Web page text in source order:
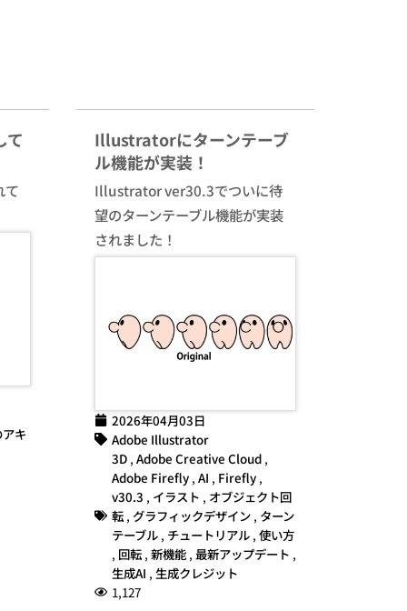
て
て
キ
Illustratorにターンテーブ
ル機能が実装！
Illustrator ver30.3でついに待
望のターンテーブル機能が実装
されました！
2026年04月03日
Adobe Illustrator
3D, Adobe Creative Cloud,
Adobe Firefly, AI , Firefly,
v30.3 , イラスト , オブジェクト回
転, グラフィックデザイン, ターン
テーブル, チュートリアル, 使い方
, 回転, 新機能, 最新アップデート ,
生成AI , 生成クレジット
1,127